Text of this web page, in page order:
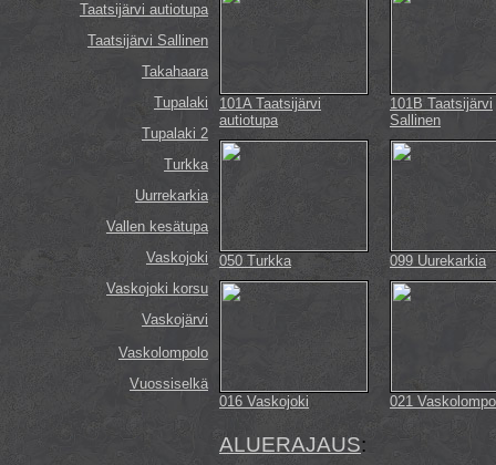
Taatsijärvi autiotupa
Taatsijärvi Sallinen
Takahaara
Tupalaki
Tupalaki 2
Turkka
Uurrekarkia
Vallen kesätupa
Vaskojoki
Vaskojoki korsu
Vaskojärvi
Vaskolompolo
Vuossiselkä
101A Taatsijärvi
autiotupa
101B Taatsijärvi
Sallinen
050 Turkka 099 Uurekarkia
016 Vaskojoki 021
ALUERAJAUS: